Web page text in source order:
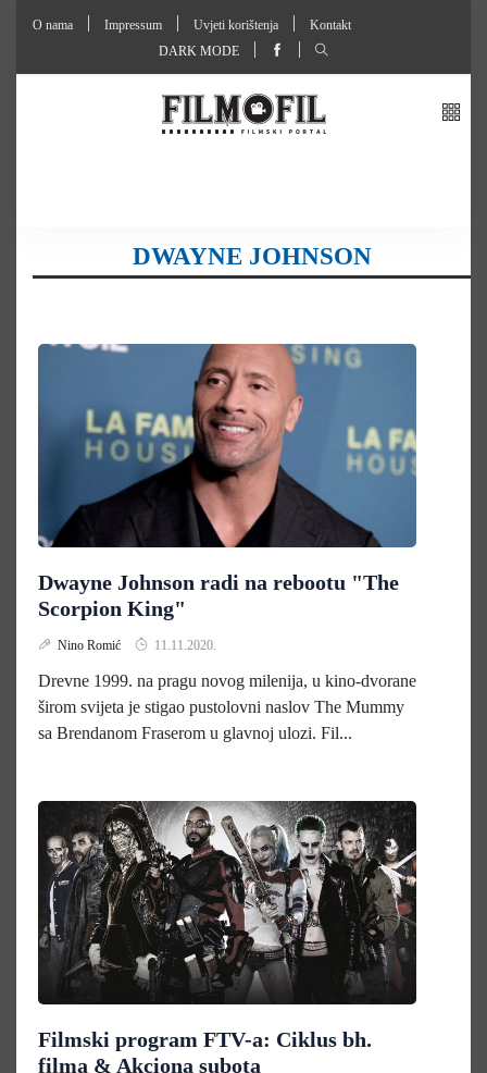
O nama Impressum Uvjeti korištenja
Kontakt
DARK MODE
DWAYNE JOHNSON
Dwayne Johnson radi na rebootu "The
Scorpion King"
Nino Romić 11.11.2020.
Drevne 1999. na pragu novog milenija, u kino-dvorane
širom svijeta je stigao pustolovni naslov The Mummy
sa Brendanom Fraserom u glavnoj ulozi. Fil...
Filmski program FTV-a: Ciklus bh.
filma & Akciona subota